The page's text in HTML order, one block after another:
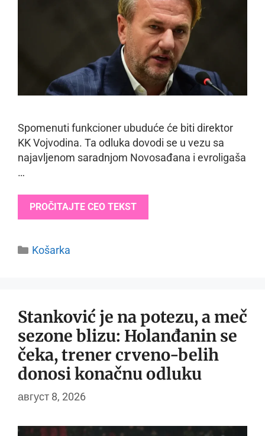
Spomenuti funkcioner ubuduće će biti direktor
KK Vojvodina. Ta odluka dovodi se u vezu sa
najavljenom saradnjom Novosađana i evroligaša
…
PROČITAJTE CEO TEKST
Categories
Košarka
Stanković je na potezu, a meč
sezone blizu: Holanđanin se
čeka, trener crveno-belih
donosi konačnu odluku
август 8, 2026